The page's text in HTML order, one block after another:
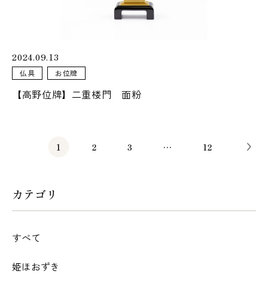
2024.09.13
仏具 お位牌
【高野位牌】二重楼門 面粉
1 2 3 … 12
カテゴリ
すべて
姫ほおずき